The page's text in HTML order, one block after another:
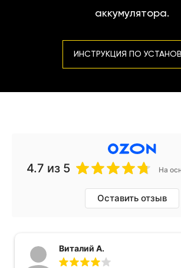
аккумулятора.
ИНСТРУКЦИЯ ПО
4.7 из 5 На
Оставить отзыв
Виталий А.